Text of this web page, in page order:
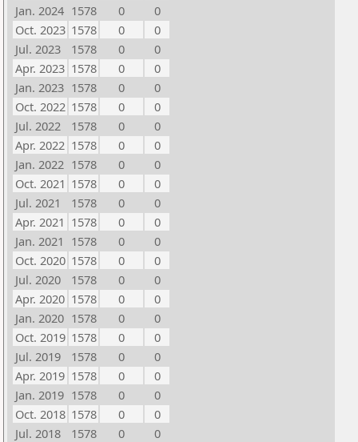
Jan. 2024 1578 0
0
Oct. 2023 1578 0
0
Jul. 2023
1578 0
0
Apr. 2023 1578 0
0
Jan. 2023 1578 0
0
Oct. 2022 1578 0
0
Jul. 2022
1578 0
0
Apr. 2022 1578 0
0
Jan. 2022 1578 0
0
Oct. 2021 1578 0
0
Jul. 2021
1578 0
0
Apr. 2021 1578 0
0
Jan. 2021 1578 0
0
Oct. 2020 1578 0
0
Jul. 2020
1578 0
0
Apr. 2020 1578 0
0
Jan. 2020 1578 0
0
Oct. 2019 1578 0
0
Jul. 2019
1578 0
0
Apr. 2019 1578 0
0
Jan. 2019 1578 0
0
Oct. 2018 1578 0
0
Jul. 2018
1578 0
0